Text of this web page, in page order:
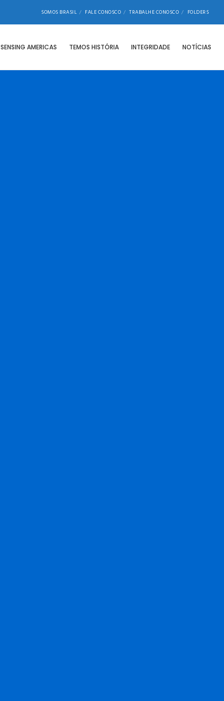
SOMOS BRASIL FALE CONOSCO TRABALHE CONOSCO FOLDERS
SENSING AMERICAS TEMOS HISTÓRIA INTEGRIDADE NOTÍCIAS